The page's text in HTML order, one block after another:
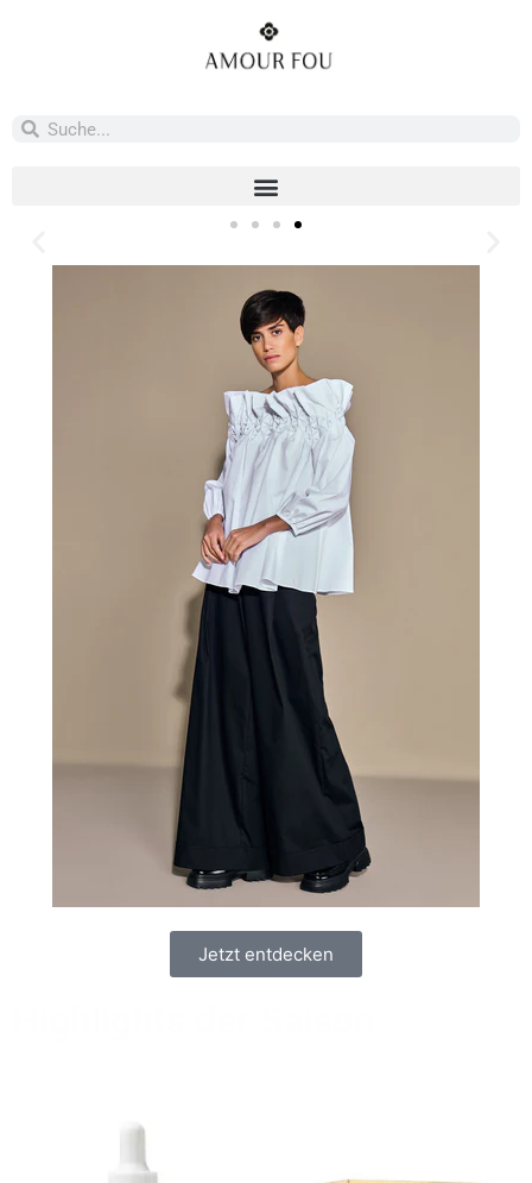
Royal Fern fuses botanicals and science for radiant, lasting
Jetzt entdecken